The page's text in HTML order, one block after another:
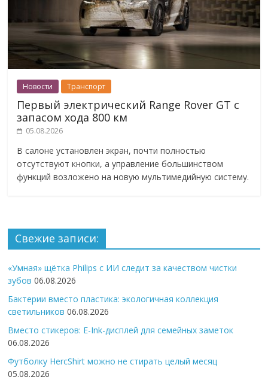
Новости Транспорт
Первый электрический Range Rover GT с
запасом хода 800 км
05.08.2026
В салоне установлен экран, почти полностью
отсутствуют кнопки, а управление большинством
функций возложено на новую мультимедийную систему.
Свежие записи:
«Умная» щётка Philips с ИИ следит за качеством чистки
зубов 06.08.2026
Бактерии вместо пластика: экологичная коллекция
светильников 06.08.2026
Вместо стикеров: E-Ink-дисплей для семейных заметок
06.08.2026
Футболку HercShirt можно не стирать целый месяц
05.08.2026